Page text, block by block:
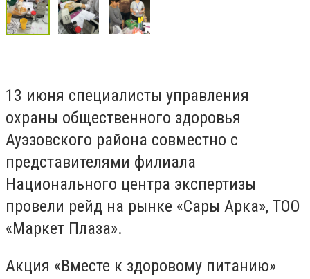
13 июня специалисты управления
охраны общественного здоровья
Ауэзовского района совместно с
представителями филиала
Национального центра экспертизы
провели рейд на рынке «Сары Арка», ТОО
«Маркет Плаза».
Акция «Вместе к здоровому питанию»